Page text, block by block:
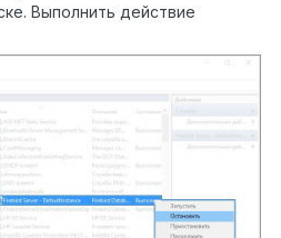
Выполнить действие